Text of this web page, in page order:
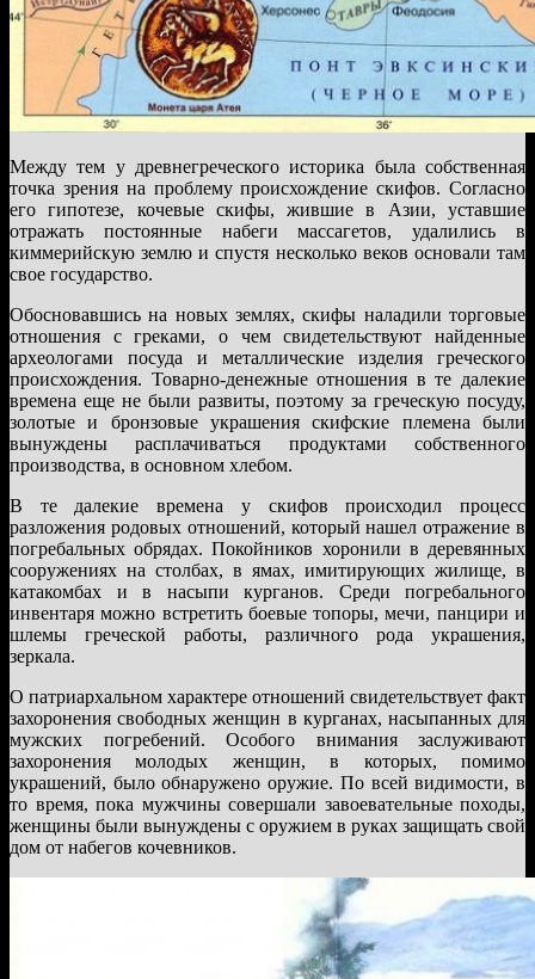
Между тем у древнегреческого историка была собственная
точка зрения на проблему происхождение скифов. Согласно
его гипотезе, кочевые скифы, жившие в Азии, уставшие
отражать постоянные набеги массагетов, удалились в
киммерийскую землю и спустя несколько веков основали там
свое государство.
Обосновавшись на новых землях, скифы наладили торговые
отношения с греками, о чем свидетельствуют найденные
археологами посуда и металлические изделия греческого
происхождения. Товарно-денежные отношения в те далекие
времена еще не были развиты, поэтому за греческую посуду,
золотые и бронзовые украшения скифские племена были
вынуждены расплачиваться продуктами собственного
производства, в основном хлебом.
В те далекие времена у скифов происходил процесс
разложения родовых отношений, который нашел отражение в
погребальных обрядах. Покойников хоронили в деревянных
сооружениях на столбах, в ямах, имитирующих жилище, в
катакомбах и в насыпи курганов. Среди погребального
инвентаря можно встретить боевые топоры, мечи, панцири и
шлемы греческой работы, различного рода украшения,
зеркала.
О патриархальном характере отношений свидетельствует факт
захоронения свободных женщин в курганах, насыпанных для
мужских погребений. Особого внимания заслуживают
захоронения молодых женщин, в которых, помимо
украшений, было обнаружено оружие. По всей видимости, в
то время, пока мужчины совершали завоевательные походы,
женщины были вынуждены с оружием в руках защищать свой
дом от набегов кочевников.